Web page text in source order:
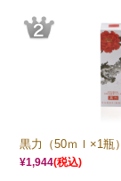
黒力（50ｍｌ×1瓶）
¥1,944(税込)